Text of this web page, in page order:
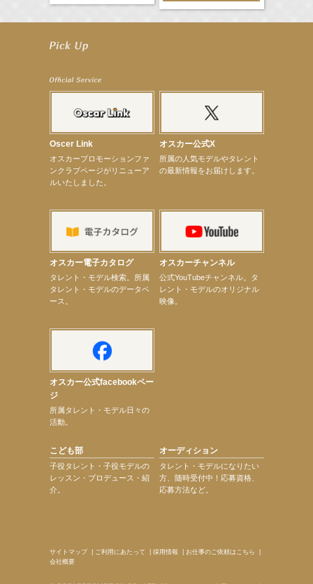
【前川泰之】舞台「グレンギャリー・グレンロス」公演詳細解禁！
【elfin’】7thシングル『全世界』がFM-UUでO.A.決定♪
【elfin’】8月16日（日）「全世界」発売記念イベント決定！
【昆虫ハンター牧田習】宝塚市立手塚治虫記念館トークショー＆宝塚文化芸術センター昆虫展示イ
【昆虫ハンター牧田習】8月13日（木）プライムツリー赤池「ふれあい昆虫フェスティバル」トーク
【井頭愛海】『小さなお葬式』TV-CM出演！
【定本楓馬】WEB DIGVII 連載企画『東京23時』に登場！
【髙橋ひかる】7月雑誌掲載情報
【elfin’】【小倉舞子】8月9日（日）「MxM’s produce event vol.14」に出演決定！
【elfin’】【辻美優】8月28日（金）「辻美優(elfin’)グレイテスト・ショー」に出演決定！
【elfin’】9月27日（日）「Beauty Voice Theater Reboot Vol.3」開催決定！
【本田紗来】「Ray」9月号発売中！
Oscer Link
オスカープロモーションファ
ンクラブページがリニューア
ルいたしました。
オスカー公式X
所属の人気モデルやタレント
の最新情報をお届けします。
オスカー電子カタログ
タレント・モデル検索。所属
タレント・モデルのデータベ
ース。
オスカーチャンネル
公式YouTubeチャンネル。タ
レント・モデルのオリジナル
映像。
オスカー公式facebookペー
ジ
所属タレント・モデル日々の
活動。
こども部
子役タレント・子役モデルの
レッスン・プロデュース・紹
介。
オーディション
タレント・モデルになりたい
方、随時受付中！応募資格、
応募方法など。
サイトマップ| ご利用にあたって 採用情報 お仕事のご依頼はこちら
会社概要